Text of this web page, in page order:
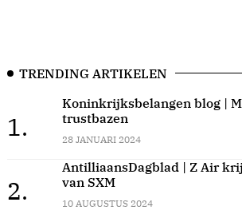
TRENDING ARTIKELEN
1.
Koninkrijksbelangen blog |
trustbazen
28 JANUARI 2024
2.
AntilliaansDagblad | Z Air
van SXM
10 AUGUSTUS 2024